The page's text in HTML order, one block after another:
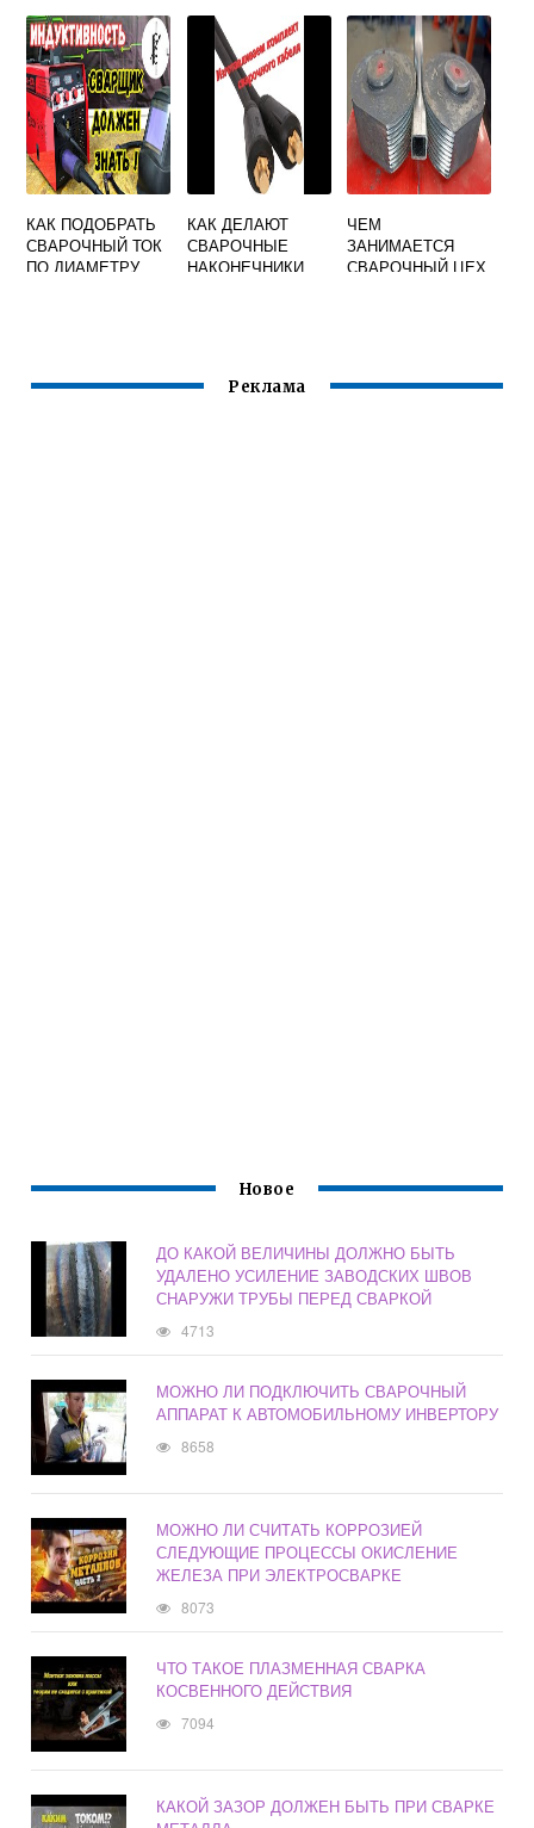
СМЕСИТЕЛЬ В
ВАННОЙ
СВАРКОЙ
КАК ПОДОБРАТЬ
СВАРОЧНЫЙ ТОК
ПО ДИАМЕТРУ
КАК ДЕЛАЮТ
СВАРОЧНЫЕ
НАКОНЕЧНИКИ
ЧЕМ
ЗАНИМАЕТСЯ
СВАРОЧНЫЙ ЦЕХ
Реклама
Новое
ДО КАКОЙ ВЕЛИЧИНЫ ДОЛЖНО БЫТЬ
УДАЛЕНО УСИЛЕНИЕ ЗАВОДСКИХ ШВОВ
СНАРУЖИ ТРУБЫ ПЕРЕД СВАРКОЙ
4713
МОЖНО ЛИ ПОДКЛЮЧИТЬ СВАРОЧНЫЙ
АППАРАТ К АВТОМОБИЛЬНОМУ ИНВЕРТОРУ
8658
МОЖНО ЛИ СЧИТАТЬ КОРРОЗИЕЙ
СЛЕДУЮЩИЕ ПРОЦЕССЫ ОКИСЛЕНИЕ
ЖЕЛЕЗА ПРИ ЭЛЕКТРОСВАРКЕ
8073
ЧТО ТАКОЕ ПЛАЗМЕННАЯ СВАРКА
КОСВЕННОГО ДЕЙСТВИЯ
7094
КАКОЙ ЗАЗОР ДОЛЖЕН БЫТЬ ПРИ СВАРКЕ